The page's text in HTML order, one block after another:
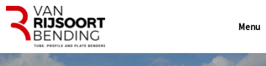
Menu